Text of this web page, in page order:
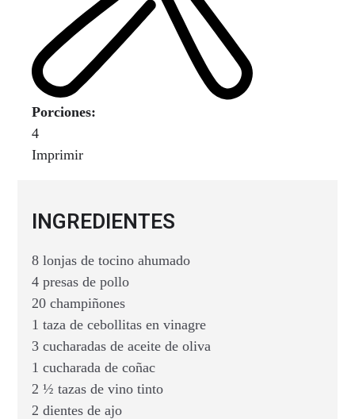
Porciones:
4
Imprimir
INGREDIENTES
8 lonjas de tocino ahumado
4 presas de pollo
20 champiñones
1 taza de cebollitas en vinagre
3 cucharadas de aceite de oliva
1 cucharada de coñac
2 ½ tazas de vino tinto
2 dientes de ajo